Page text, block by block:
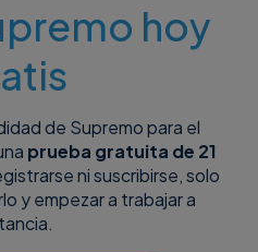
hoy
de Supremo para el
prueba gratuita de 21
ni suscribirse, solo
y empezar a trabajar a